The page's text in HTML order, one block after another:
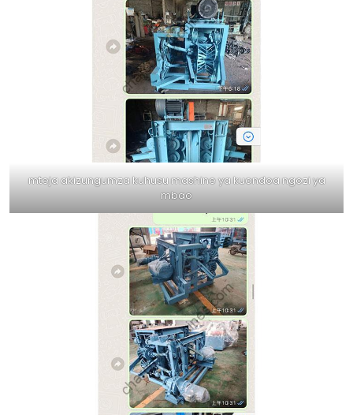
mteja akizungumza kuhusu mashine ya kuondoa ngozi ya
mbao